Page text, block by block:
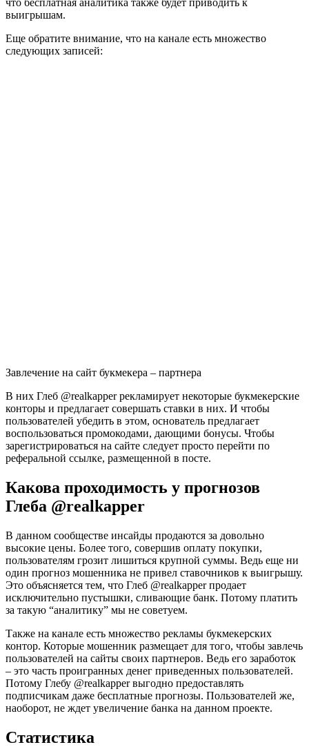
выигрышам.
Еще обратите внимание, что на канале есть множество
следующих записей:
Завлечение на сайт букмекера – партнера
В них Глеб @realkapper рекламирует некоторые букмекерские
конторы и предлагает совершать ставки в них. И чтобы
пользователей убедить в этом, основатель предлагает
воспользоваться промокодами, дающими бонусы. Чтобы
зарегистрироваться на сайте следует просто перейти по
реферальной ссылке, размещенной в посте.
Какова проходимость у прогнозов
Глеба @realkapper
В данном сообществе инсайды продаются за довольно
высокие цены. Более того, совершив оплату покупки,
пользователям грозит лишиться крупной суммы. Ведь еще ни
один прогноз мошенника не привел ставочников к выигрышу.
Это объясняется тем, что Глеб @realkapper продает
исключительно пустышки, сливающие банк. Потому платить
за такую “аналитику” мы не советуем.
Также на канале есть множество рекламы букмекерских
контор. Которые мошенник размещает для того, чтобы завлечь
пользователей на сайты своих партнеров. Ведь его заработок
– это часть проигранных денег приведенных пользователей.
Потому Глебу @realkapper выгодно предоставлять
подписчикам даже бесплатные прогнозы. Пользователей же,
наоборот, не ждет увеличение банка на данном проекте.
Статистика